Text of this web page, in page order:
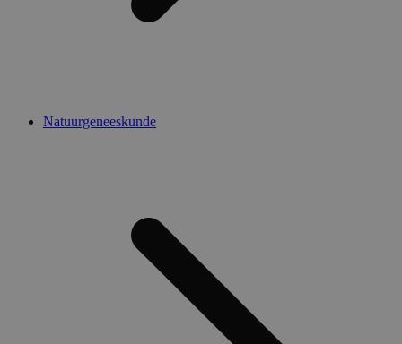
Natuurgeneeskunde